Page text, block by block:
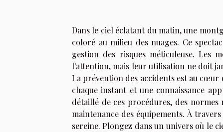
Dans le ciel éclatant du matin, une
coloré au milieu des nuages. Ce
gestion des risques méticuleuse. Les
l'attention, mais leur utilisation ne doit
La prévention des accidents est au cœur
chaque instant et une connaissance
détaillé de ces procédures, des
maintenance des équipements. À
sereine. Plongez dans un univers où le